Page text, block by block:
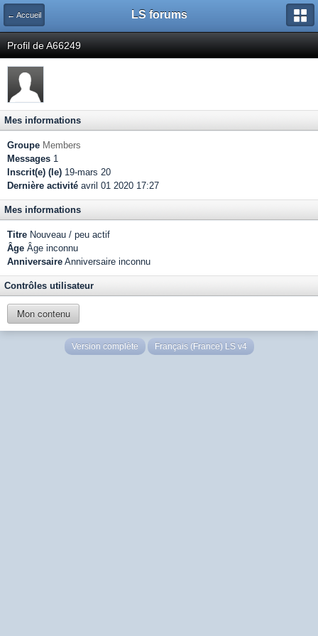
← Accueil LS forums
Profil de A66249
Mes informations
Groupe Members
Messages 1
Inscrit(e) (le) 19-mars 20
Dernière activité avril 01 2020 17:27
Mes informations
Titre Nouveau / peu actif
Âge Âge inconnu
Anniversaire Anniversaire inconnu
Contrôles utilisateur
Mon contenu
Version complète Français (France) LS v4